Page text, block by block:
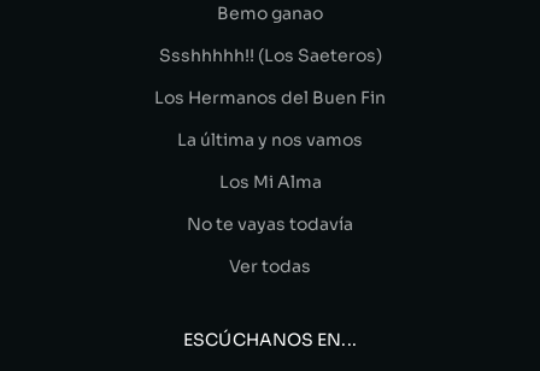
Bemo ganao
Ssshhhhh!! (Los Saeteros)
Los Hermanos del Buen Fin
La última y nos vamos
Los Mi Alma
No te vayas todavía
Ver todas
ESCÚCHANOS EN...